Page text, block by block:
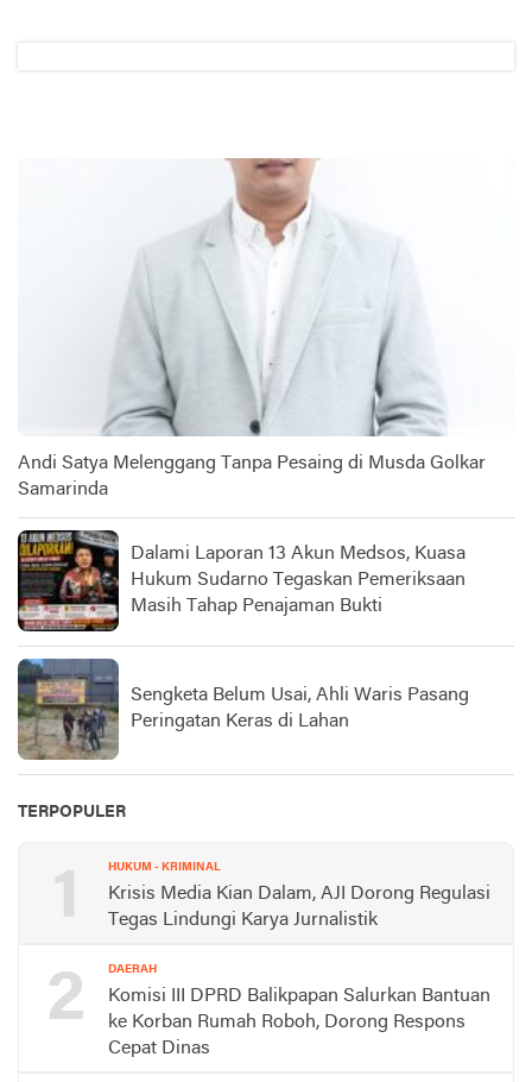
Andi Satya Melenggang Tanpa Pesaing di Musda Golkar
Samarinda
Dalami Laporan 13 Akun Medsos, Kuasa
Hukum Sudarno Tegaskan Pemeriksaan
Masih Tahap Penajaman Bukti
Sengketa Belum Usai, Ahli Waris Pasang
Peringatan Keras di Lahan
TERPOPULER
1 HUKUM - KRIMINAL
Krisis Media Kian Dalam, AJI Dorong Regulasi
Tegas Lindungi Karya Jurnalistik
2 DAERAH
Komisi III DPRD Balikpapan Salurkan Bantuan
ke Korban Rumah Roboh, Dorong Respons
Cepat Dinas